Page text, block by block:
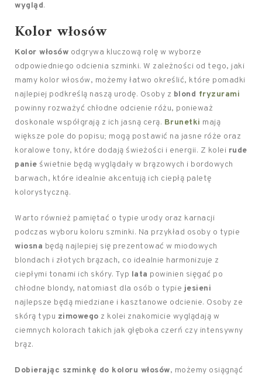
wygląd.
Kolor włosów
Kolor włosów odgrywa kluczową rolę w wyborze
odpowiedniego odcienia szminki. W zależności od tego, jaki
mamy kolor włosów, możemy łatwo określić, które pomadki
najlepiej podkreślą naszą urodę. Osoby z blond fryzurami
powinny rozważyć chłodne odcienie różu, ponieważ
doskonale współgrają z ich jasną cerą. Brunetki mają
większe pole do popisu; mogą postawić na jasne róże oraz
koralowe tony, które dodają świeżości i energii. Z kolei rude
panie świetnie będą wyglądały w brązowych i bordowych
barwach, które idealnie akcentują ich ciepłą paletę
kolorystyczną.
Warto również pamiętać o typie urody oraz karnacji
podczas wyboru koloru szminki. Na przykład osoby o typie
wiosna będą najlepiej się prezentować w miodowych
blondach i złotych brązach, co idealnie harmonizuje z
ciepłymi tonami ich skóry. Typ lata powinien sięgać po
chłodne blondy, natomiast dla osób o typie jesieni
najlepsze będą miedziane i kasztanowe odcienie. Osoby ze
skórą typu zimowego z kolei znakomicie wyglądają w
ciemnych kolorach takich jak głęboka czerń czy intensywny
brąz.
Dobierając szminkę do koloru włosów, możemy osiągnąć